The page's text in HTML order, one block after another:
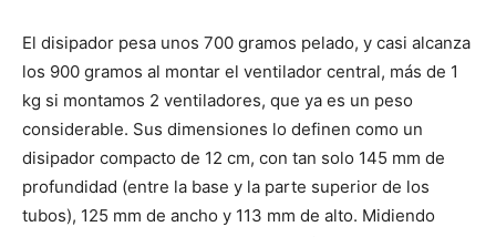
El disipador pesa unos 700 gramos pelado, y casi alcanza
los 900 gramos al montar el ventilador central, más de 1
kg si montamos 2 ventiladores, que ya es un peso
considerable. Sus dimensiones lo definen como un
disipador compacto de 12 cm, con tan solo 145 mm de
profundidad (entre la base y la parte superior de los
tubos), 125 mm de ancho y 113 mm de alto. Midiendo